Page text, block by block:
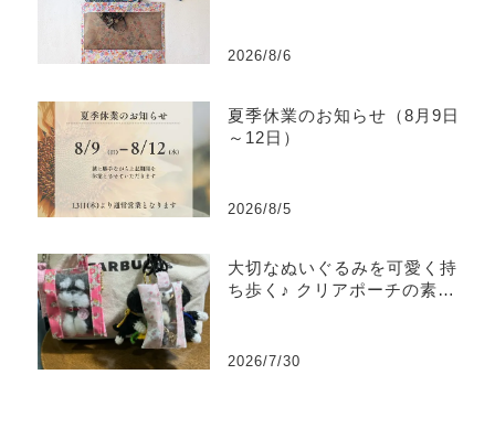
2026/8/6
夏季休業のお知らせ（8月9日
～12日）
2026/8/5
大切なぬいぐるみを可愛く持
ち歩く♪ クリアポーチの素敵
2026/7/30